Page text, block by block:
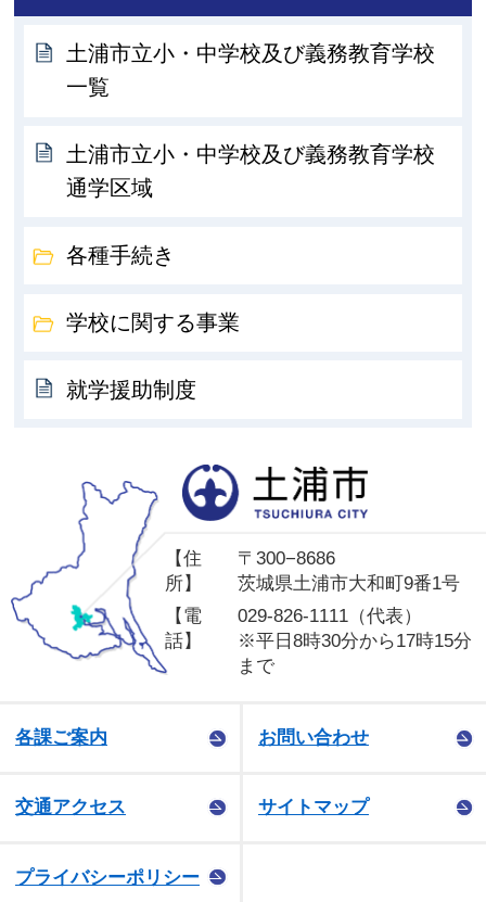
土浦市立小・中学校及び義務教育学校
一覧
土浦市立小・中学校及び義務教育学校
通学区域
各種手続き
学校に関する事業
就学援助制度
【住
所】
〒300−8686
茨城県土浦市大和町9番1号
【電
話】
029-826-1111（代表）
※平日8時30分から17時15分
まで
各課ご案内 お問い合わせ
交通アクセス サイトマップ
プライバシーポリシー